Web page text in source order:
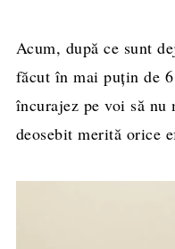
Acum, după ce sunt
făcut în mai puțin de
încurajez pe voi să nu
deosebit merită orice